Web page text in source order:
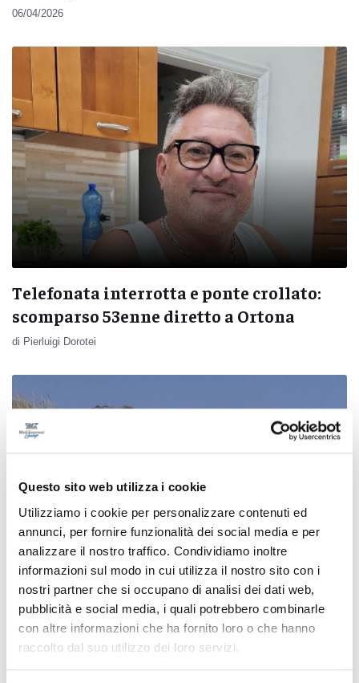
Questo sito web utilizza i cookie
Utilizziamo i cookie per personalizzare contenuti ed
annunci, per fornire funzionalità dei social media e per
analizzare il nostro traffico. Condividiamo inoltre
informazioni sul modo in cui utilizza il nostro sito con i
nostri partner che si occupano di analisi dei dati web,
pubblicità e social media, i quali potrebbero combinarle
con altre informazioni che ha fornito loro o che hanno
raccolto dal suo utilizzo dei loro servizi.
06/04/2026
Telefonata interrotta e ponte crollato:
scomparso 53enne diretto a Ortona
di Pierluigi Dorotei
Marotta - Ciclovia Adriatica, al via i
lavori per il ponte verso Fano